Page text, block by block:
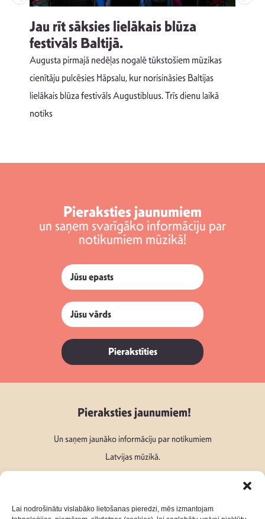
Lai nodrošinātu vislabāko lietošanas pieredzi, mēs izmantojam
Jau rīt sāksies lielākais blūza
festivāls Baltijā.
Augusta pirmajā nedēļas nogalē tūkstošiem mūzikas
cienītāju pulcēsies Hāpsalu, kur norisināsies Baltijas
lielākais blūza festivāls Augustibluus. Trīs dienu laikā
notiks
Pieraksties jaunumiem
un saņem svarīgāko informāciju par
notikumiem mūzikā!
Pierakstīties
Pieraksties jaunumiem!
Un saņem jaunāko informāciju par notikumiem
Latvijas mūzikā.